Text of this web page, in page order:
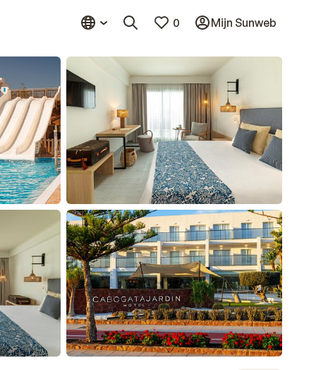
0 Mijn Sunweb